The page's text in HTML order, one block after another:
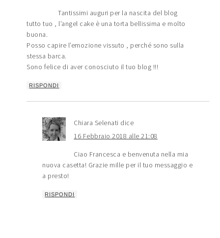
Tantissimi auguri per la nascita del blog
tutto tuo , l’angel cake è una torta bellissima e molto
buona.
Posso capire l’emozione vissuto , perché sono sulla
stessa barca.
Sono felice di aver conosciuto il tuo blog !!!
RISPONDI
Chiara Selenati dice
16 Febbraio 2018 alle 21:08
Ciao Francesca e benvenuta nella mia
nuova casetta! Grazie mille per il tuo messaggio e
a presto!
RISPONDI